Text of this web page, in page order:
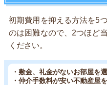
初期費用を抑える方法を5
のは困難なので、2つほど
ください。
・敷金、礼金がないお部屋を
・仲介手数料が安い不動産屋